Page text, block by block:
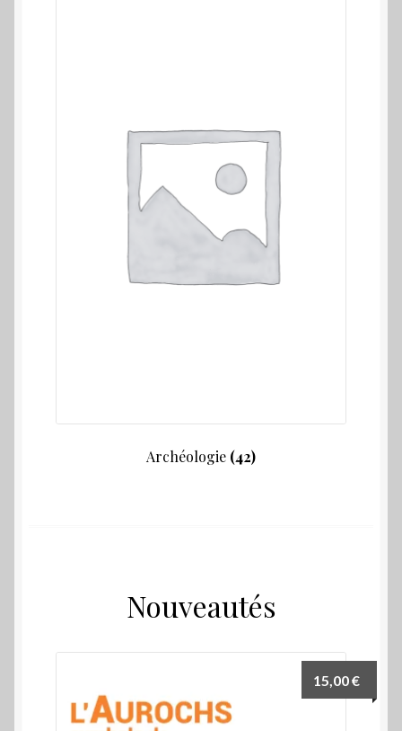
Archéologie (42)
Nouveautés
15,00€